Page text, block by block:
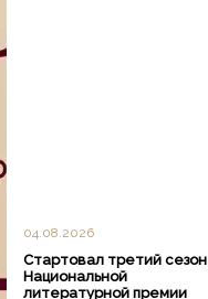
04.08.2026
Стартовал третий сезон
Национальной
литературной премии